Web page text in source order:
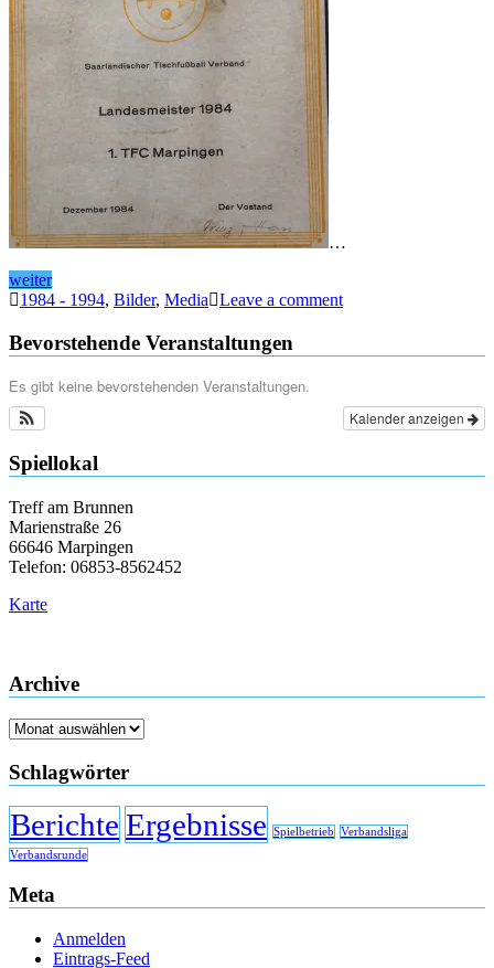
…
weiter
1984 - 1994, Bilder, Media Leave a comment
Bevorstehende Veranstaltungen
Es gibt keine bevorstehenden Veranstaltungen.
Kalender anzeigen
Spiellokal
Treff am Brunnen
Marienstraße 26
66646 Marpingen
Telefon: 06853-8562452
Karte
Archive
Archive
Schlagwörter
Berichte Ergebnisse Spielbetrieb
Verbandsliga
Verbandsrunde
Meta
Anmelden
Eintrags-Feed